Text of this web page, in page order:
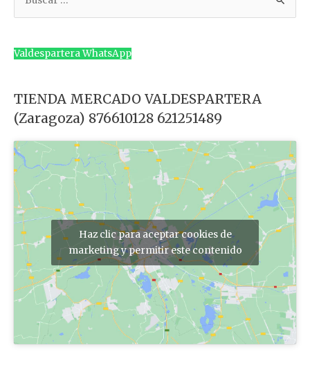
c
p
o
r
:
Valdespartera WhatsApp
TIENDA MERCADO VALDESPARTERA
(Zaragoza) 876610128 621251489
Haz clic para aceptar cookies de
marketing y permitir este contenido